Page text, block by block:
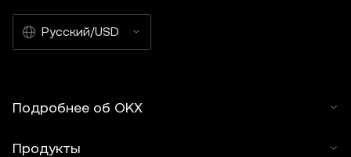
Русский/USD
Подробнее об OKX
Продукты